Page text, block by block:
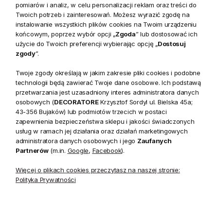
stołowa to doskonały wybór dla miłośników wyrafinowanego
designu i funkcjonalności. Wzbogaci każde pomieszczenie,
stając się jego centralnym punktem.
Charakterystyka i Kunszt Wykonania Lampa
stołowa Wynwood
Lampa stołowa Wynwood zachwyca swoim
vintage
mosiądzem, który idealnie łączy się zbłyszczącym szkłem
opalowymklosza w kolorzebiałym . Jej konstrukcja z
wysokiej jakości staliinspirowana jest mechanizmami
przemysłowymi, nadając lampie loftowy charakter. Subtelne
detale tworzą harmonijną całość, podkreślając kunszt
wykonania.
Funkcjonalność i Trwałość Lampa stołowa
Wynwood
pomiarów i analiz, w celu personalizacji reklam oraz treści do
Twoich potrzeb i zainteresowań. Możesz wyrazić zgodę na
instalowanie wszystkich plików cookies na Twoim urządzeniu
końcowym, poprzez wybór opcji „Zgoda” lub dostosować ich
użycie do Twoich preferencji wybierając opcję „Dostosuj
zgody”.
Twoje zgody określają w jakim zakresie pliki cookies i podobne
technologii będą zawierać Twoje dane osobowe. Ich podstawą
przetwarzania jest uzasadniony interes administratora danych
osobowych (DECORATOREKrzysztof Sordyl ul. Bielska 45a;
43-356 Bujaków) lub podmiotów trzecich w postaci
zapewnienia bezpieczeństwa sklepu i jakości świadczonych
usług w ramach jej działania oraz działań marketingowych
administratora danych osobowych i jego Zaufanych
Partnerów(m.in. Google, Facebook).
Więcej o plikach cookies przeczytasz na naszej stronie:
Polityka Prywatności